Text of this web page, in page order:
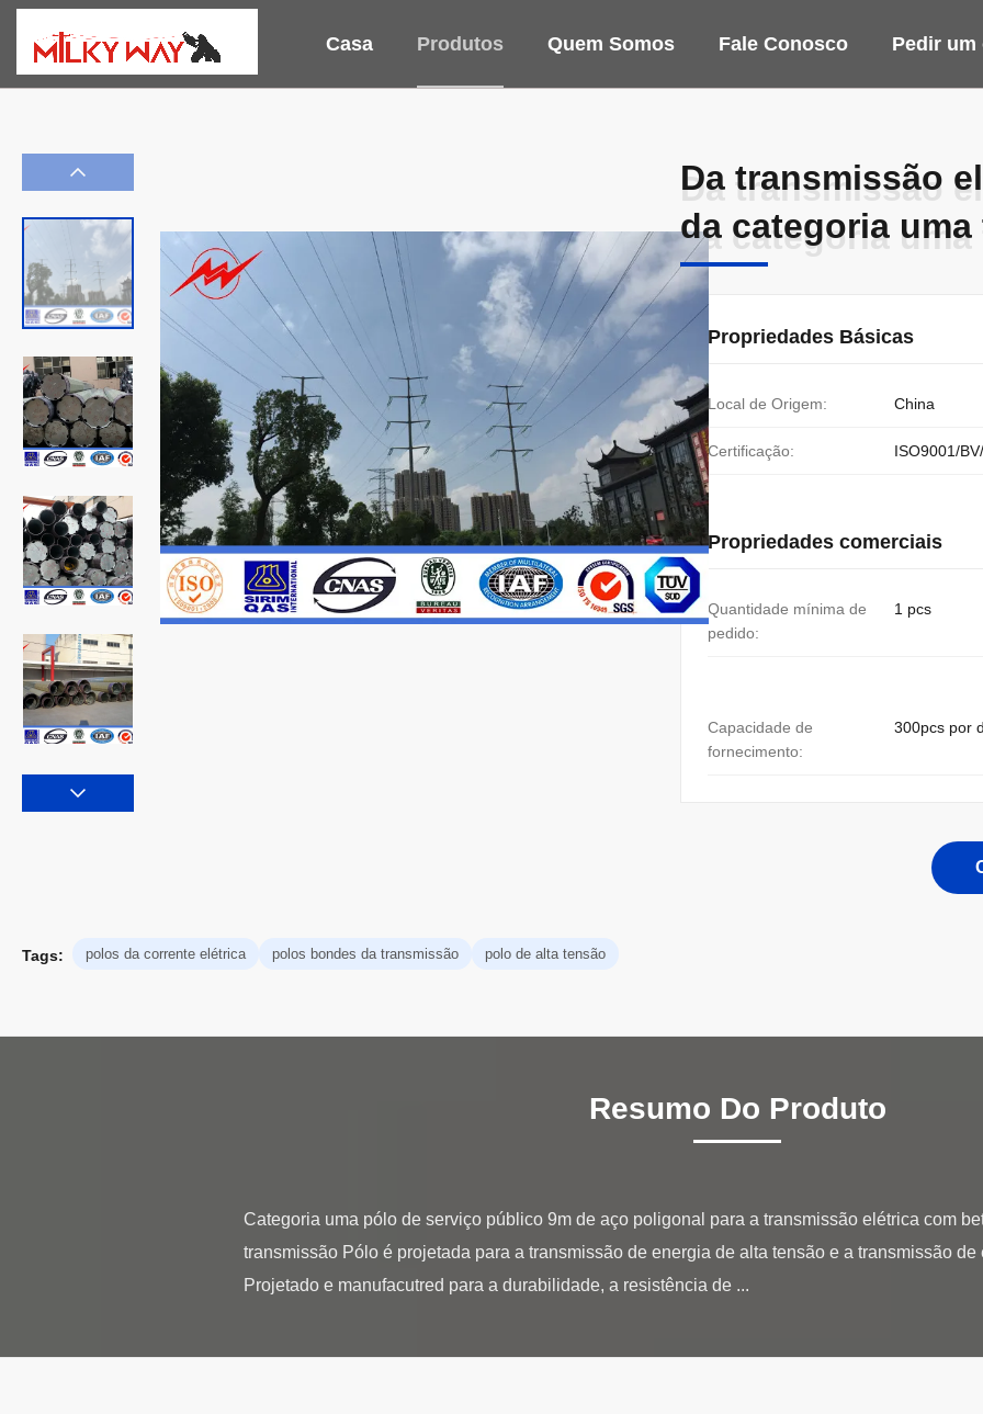
Casa Produtos Quem Somos Fale Conosco Pedir um
Da transmissão
da categoria
Da transmissão
da categoria
Propriedades Básicas
Local de Origem: China
Certificação: ISO9001/BV/
Propriedades comerciais
Quantidade mínima de
pedido:
1 pcs
Capacidade de
fornecimento:
300pcs por
Tags: polos da corrente elétrica polos bondes da transmissão polo de alta tensão
Resumo Do Produto
Categoria uma pólo de serviço público 9m de aço poligonal para a transmissão elétrica com
transmissão Pólo é projetada para a transmissão de energia de alta tensão e a transmissão